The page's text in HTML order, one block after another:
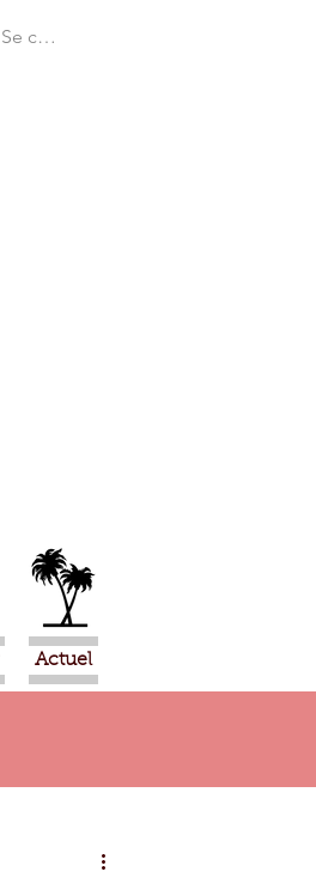
Se connecter
Actuel